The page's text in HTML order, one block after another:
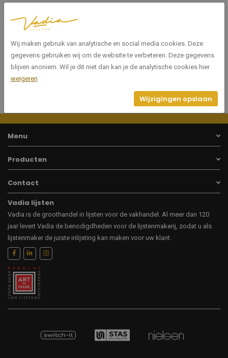
Specificaties
Artikelnummer 202540
Menu
Producten
Contact
Vadia lijsten
Vadia is de groothandel in lijsten voor de vakhandel. Al meer dan 120
jaar levert Vadia de benodigdheden voor de lijstenmakerij, zodat u als
lijstenmaker de juiste inlijsting kan maken voor uw klant.
Wij maken gebruik van analytische en social media cookies. Deze
gegevens gebruiken wij om de website te verbeteren. Deze gegevens
blijven anoniem. Wil je dit niet dan kan je de analytische cookies hier
weigeren
Wijzigingen opslaan